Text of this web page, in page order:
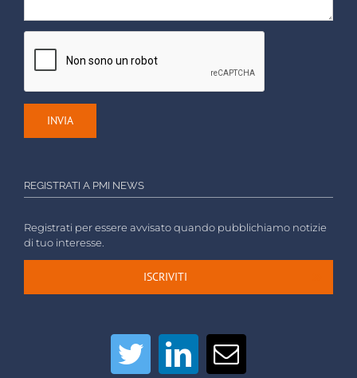
REGISTRATI A PMI NEWS
Registrati per essere avvisato quando pubblichiamo notizie
di tuo interesse.
ISCRIVITI